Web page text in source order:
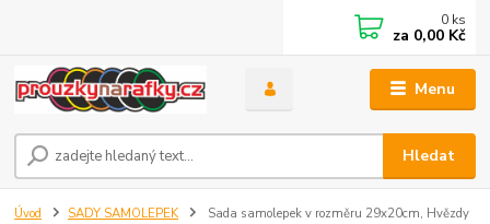
Menu
Hledat
0 ks
za 0,00 Kč
Úvod SADY SAMOLEPEK
Sada samolepek v rozměru 29x20cm, Hvězdy